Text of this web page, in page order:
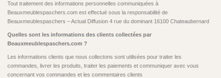
Tout traitement des informations personnelles communiquées à
Beauxmeublespaschers.com est effectué sous la responsabilité de
Beauxmeublespaschers – Actual Diffusion 4 rue du dominant 16100 Chateaubernard
Quelles sont les informations des clients collectées par
Beauxmeublespaschers.com ?
Les informations clients que nous collectons sont utilisées pour traiter les
commandes, livrer les produits, traiter les paiements et communiquer avec vous
concernant vos commandes et les commentaires clients